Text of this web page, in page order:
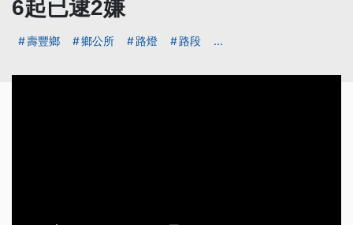
6起已逮2嫌
壽豐鄉 鄉公所 路燈 路段 ...